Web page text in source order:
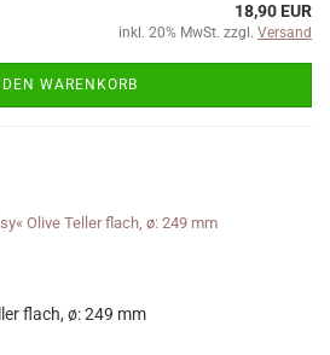
18,90 EUR
inkl. 20% MwSt. zzgl. Versand
DEN WARENKORB
flach, ø: 249 mm